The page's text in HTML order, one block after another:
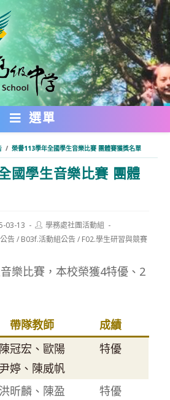
選單
/ 榮譽113學年全國學生音樂比賽 團體賽獲獎名單
國學生音樂比賽 團體
03-13
Post
author:
學務處社團活動組
告/ B03f.活動組公告/ F02.學生研習與競賽
樂比賽，本校榮獲4特優、2
帶隊教師
成績
陳冠宏、歐陽
尹婷、陳威帆
特優
洪昕麟、陳盈
特優